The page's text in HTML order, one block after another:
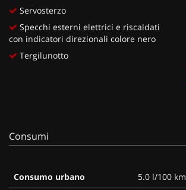
Servosterzo
Specchi esterni elettrici e riscaldati
con indicatori direzionali colore nero
Tergilunotto
Consumi
Consumo urbano
5.0 l/100 km